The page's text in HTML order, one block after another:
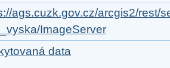
ags.cuzk.gov.cz/arcgis2/rest/
ImageServer
data